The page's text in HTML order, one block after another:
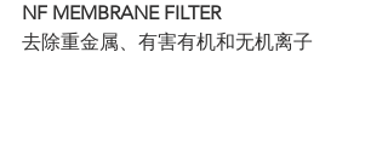
NF MEMBRANE FILTER
去除重金属、有害有机和无机离子